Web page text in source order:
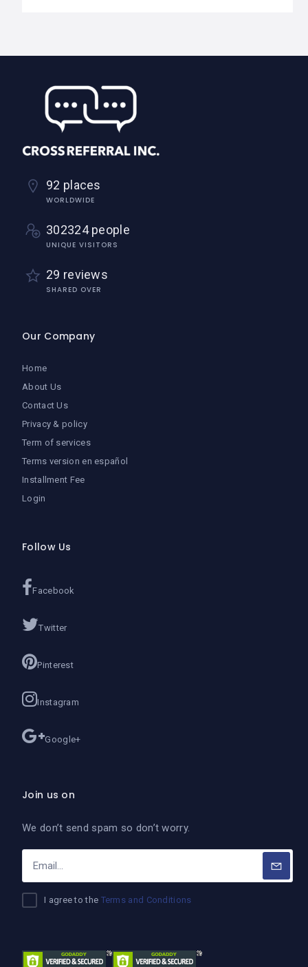
92 places
WORLDWIDE
302324 people
UNIQUE VISITORS
29 reviews
SHARED OVER
Our Company
Home
About Us
Contact Us
Privacy & policy
Term of services
Terms version en español
Installment Fee
Login
Follow Us
Facebook
Twitter
Pinterest
Instagram
Google+
Join us on
We don’t send spam so don’t worry.
I agree to the Terms and Conditions